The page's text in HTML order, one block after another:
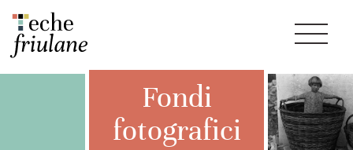
Fondi
fotografici